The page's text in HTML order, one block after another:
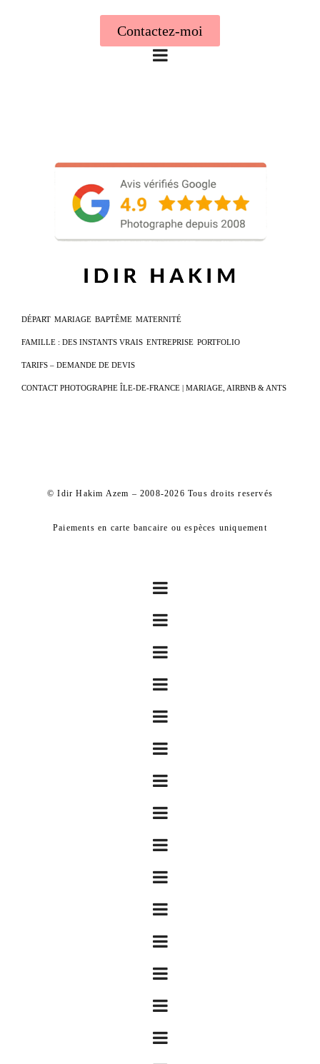
Contactez-moi
DÉPART MARIAGE BAPTÊME MATERNITÉ
FAMILLE : DES INSTANTS VRAIS ENTREPRISE PORTFOLIO
TARIFS – DEMANDE DE DEVIS
CONTACT PHOTOGRAPHE ÎLE-DE-FRANCE | MARIAGE, AIRBNB & ANTS
© Idir Hakim Azem – 2008-2026 Tous droits reservés
Paiements en carte bancaire ou espèces uniquement